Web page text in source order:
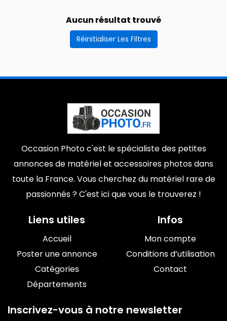
Aucun résultat trouvé
Réinitialiser Les Filtres
Occasion Photo c'est le spécialiste des petites
annonces de matériel et accessoires photos dans
toute la France. Vous cherchez du matériel rare de
passionnés ? C'est ici que vous le trouverez !
Liens utiles
Accueil
Poster une annonce
Catégories
Départements
Infos
Mon compte
Conditions d’utilisation
Contact
Inscrivez-vous à notre newsletter